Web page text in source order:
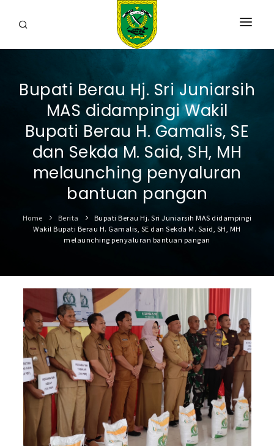
PROFIL
INFORMASI
LAYANAN
SARANA & PRASARANA
DATA TERBUKA
Bupati Berau Hj. Sri Juniarsih
MAS didampingi Wakil
Bupati Berau H. Gamalis, SE
dan Sekda M. Said, SH, MH
melaunching penyaluran
bantuan pangan
Home Berita
Bupati Berau Hj. Sri Juniarsih MAS didampingi
Wakil Bupati Berau H. Gamalis, SE dan Sekda M. Said, SH, MH
melaunching penyaluran bantuan pangan